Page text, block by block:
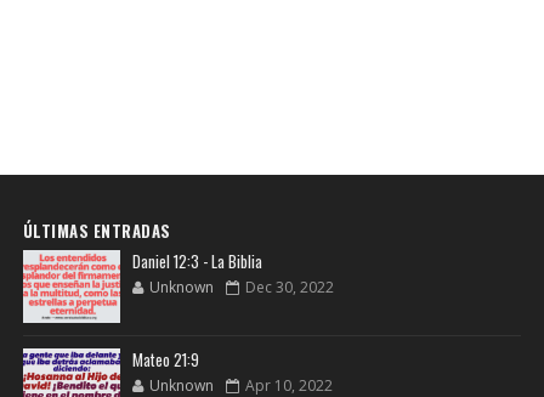
ÚLTIMAS ENTRADAS
Daniel 12:3 - La Biblia
Unknown Dec 30, 2022
Mateo 21:9
Unknown Apr 10, 2022